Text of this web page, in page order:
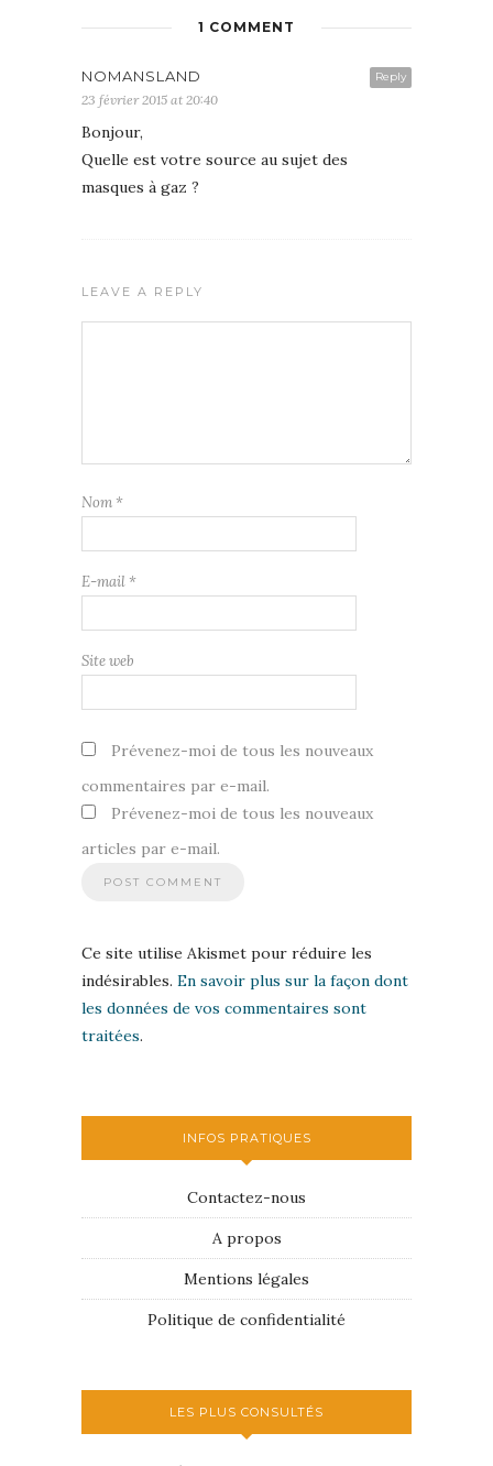
1 COMMENT
Reply
NOMANSLAND
23 février 2015 at 20:40
Bonjour,
Quelle est votre source au sujet des
masques à gaz ?
LEAVE A REPLY
Nom *
E-mail *
Site web
Prévenez-moi de tous les nouveaux
commentaires par e-mail.
Prévenez-moi de tous les nouveaux
articles par e-mail.
Ce site utilise Akismet pour réduire les
indésirables. En savoir plus sur la façon dont
les données de vos commentaires sont
traitées.
INFOS PRATIQUES
Contactez-nous
A propos
Mentions légales
Politique de confidentialité
LES PLUS CONSULTÉS